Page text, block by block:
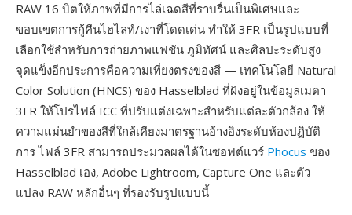
RAW 16 บิตให้ภาพที่มีการไล่เฉดสีที่ราบรื่นเป็นพิเศษและ
ขอบเขตการกู้คืนไฮไลท์/เงาที่โดดเด่น ทำให้ 3FR เป็นรูปแบบที่
เลือกใช้สำหรับการถ่ายภาพแฟชัน ภูมิทัศน์ และศิลปะระดับสูง
จุดแข็งอีกประการคือความเที่ยงตรงของสี — เทคโนโลยี Natural
Color Solution (HNCS) ของ Hasselblad ที่ฝังอยู่ในข้อมูลเมตา
3FR ให้โปรไฟล์ ICC ที่ปรับแต่งเฉพาะสำหรับแต่ละตัวกล้อง ให้
ความแม่นยำของสีที่ใกล้เคียงมาตรฐานอ้างอิงระดับห้องปฏิบัติ
การ ไฟล์ 3FR สามารถประมวลผลได้ในซอฟต์แวร์ Phocus ของ
Hasselblad เอง, Adobe Lightroom, Capture One และตัว
แปลง RAW หลักอื่นๆ ที่รองรับรูปแบบนี้